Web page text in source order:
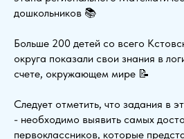
дошкольников 📚
Больше 200 детей со всего
округа показали свои знания в
счете, окружающем мире 📝
Следует отметить, что задания в
- необходимо выявить самых
первоклассников, которые